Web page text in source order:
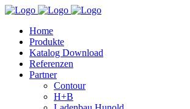
Home
Produkte
Katalog Download
Referenzen
Partner
Contour
H+B